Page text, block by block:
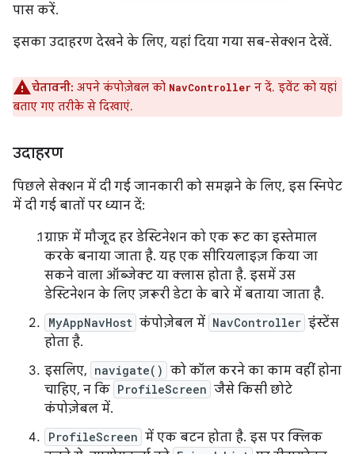
पास करें.
इसका उदाहरण देखने के लिए, यहां दिया गया सब-सेक्शन देखें.
चेतावनी: अपने कंपोज़ेबल को NavController न दें. इवेंट को यहां
बताए गए तरीके से दिखाएं.
उदाहरण
पिछले सेक्शन में दी गई जानकारी को समझने के लिए, इस स्निपेट
में दी गई बातों पर ध्यान दें:
ग्राफ़ में मौजूद हर डेस्टिनेशन को एक रूट का इस्तेमाल
करके बनाया जाता है. यह एक सीरियलाइज़ किया जा
सकने वाला ऑब्जेक्ट या क्लास होता है. इसमें उस
डेस्टिनेशन के लिए ज़रूरी डेटा के बारे में बताया जाता है.
MyAppNavHost कंपोज़ेबल में NavController इंस्टेंस
होता है.
इसलिए, navigate() को कॉल करने का काम वहीं होना
चाहिए, न कि ProfileScreen जैसे किसी छोटे
कंपोज़ेबल में.
ProfileScreen में एक बटन होता है. इस पर क्लिक